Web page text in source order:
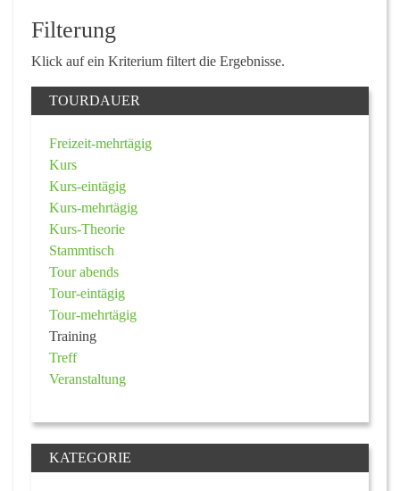
Filterung
Klick auf ein Kriterium filtert die Ergebnisse.
TOURDAUER
Freizeit-mehrtägig
Kurs
Kurs-eintägig
Kurs-mehrtägig
Kurs-Theorie
Stammtisch
Tour abends
Tour-eintägig
Tour-mehrtägig
Training
Treff
Veranstaltung
KATEGORIE